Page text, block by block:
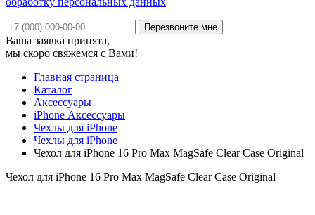
Ваша заявка принята,
мы скоро свяжемся с Вами!
Главная страница
Каталог
Аксессуары
iPhone Аксессуары
Чехлы для iPhone
Чехлы для iPhone
Чехол для iPhone 16 Pro Max MagSafe Clear Case Original
Чехол для iPhone 16 Pro Max MagSafe Clear Case Original